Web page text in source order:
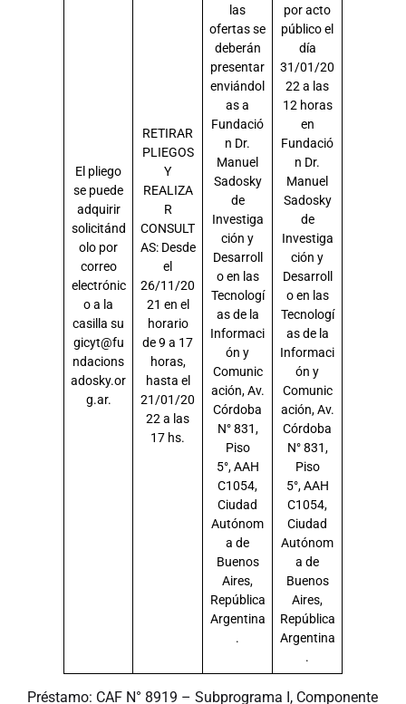
El pliego
se puede
adquirir
solicitánd
olo por
correo
electrónic
o a la
casilla su
gicyt@fu
ndacions
adosky.or
g.ar.
RETIRAR
PLIEGOS
Y
REALIZA
R
CONSULT
AS: Desde
el
26/11/20
21 en el
horario
de 9 a 17
horas,
hasta el
21/01/20
22 a las
17 hs.
las
ofertas se
deberán
presentar
enviándol
as a
Fundació
n Dr.
Manuel
Sadosky
de
Investiga
ción y
Desarroll
o en las
Tecnologí
as de la
Informaci
ón y
Comunic
ación, Av.
Córdoba
N° 831,
Piso
5°, AAH
C1054,
Ciudad
Autónom
a de
Buenos
Aires,
República
Argentina
.
por acto
público el
día
31/01/20
22 a las
12 horas
en
Fundació
n Dr.
Manuel
Sadosky
de
Investiga
ción y
Desarroll
o en las
Tecnologí
as de la
Informaci
ón y
Comunic
ación, Av.
Córdoba
N° 831,
Piso
5°, AAH
C1054,
Ciudad
Autónom
a de
Buenos
Aires,
República
Argentina
.
Préstamo: CAF N° 8919 – Subprograma I, Componente